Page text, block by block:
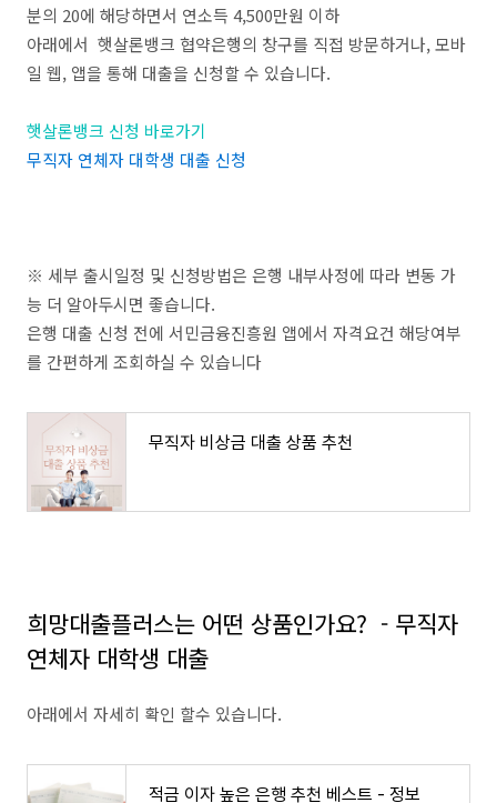
분의 20에 해당하면서 연소득 4,500만원 이하
아래에서 햇살론뱅크 협약은행의 창구를 직접 방문하거나, 모바
일 웹, 앱을 통해 대출을 신청할 수 있습니다.
햇살론뱅크 신청 바로가기
무직자 연체자 대학생 대출 신청
※ 세부 출시일정 및 신청방법은 은행 내부사정에 따라 변동 가
능 더 알아두시면 좋습니다.
은행 대출 신청 전에 서민금융진흥원 앱에서 자격요건 해당여부
를 간편하게 조회하실 수 있습니다
무직자 비상금 대출 상품 추천
희망대출플러스는 어떤 상품인가요? - 무직자
연체자 대학생 대출
아래에서 자세히 확인 할수 있습니다.
적금 이자 높은 은행 추천 베스트 - 정보